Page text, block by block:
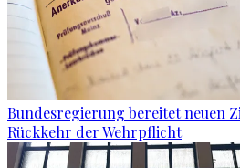
Bundesregierung bereitet neuen
Rückkehr der Wehrpflicht